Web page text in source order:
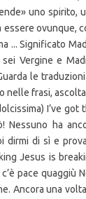
uno spirito,
essere ovunque,
... Significato
Vergine e
le
nelle frasi,
I’ve got
Nessuno ha
dirmi di sì e
Jesus is
pace quaggiù
Ancora una